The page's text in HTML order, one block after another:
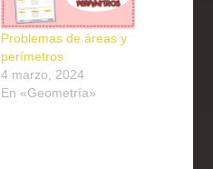
Problemas de áreas y
perímetros
4 marzo, 2024
En «Geometría»